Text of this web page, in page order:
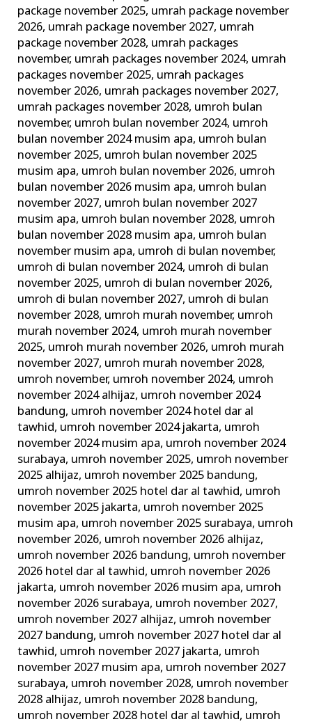
package november 2025, umrah package november
2026, umrah package november 2027, umrah
package november 2028, umrah packages
november, umrah packages november 2024, umrah
packages november 2025, umrah packages
november 2026, umrah packages november 2027,
umrah packages november 2028, umroh bulan
november, umroh bulan november 2024, umroh
bulan november 2024 musim apa, umroh bulan
november 2025, umroh bulan november 2025
musim apa, umroh bulan november 2026, umroh
bulan november 2026 musim apa, umroh bulan
november 2027, umroh bulan november 2027
musim apa, umroh bulan november 2028, umroh
bulan november 2028 musim apa, umroh bulan
november musim apa, umroh di bulan november,
umroh di bulan november 2024, umroh di bulan
november 2025, umroh di bulan november 2026,
umroh di bulan november 2027, umroh di bulan
november 2028, umroh murah november, umroh
murah november 2024, umroh murah november
2025, umroh murah november 2026, umroh murah
november 2027, umroh murah november 2028,
umroh november, umroh november 2024, umroh
november 2024 alhijaz, umroh november 2024
bandung, umroh november 2024 hotel dar al
tawhid, umroh november 2024 jakarta, umroh
november 2024 musim apa, umroh november 2024
surabaya, umroh november 2025, umroh november
2025 alhijaz, umroh november 2025 bandung,
umroh november 2025 hotel dar al tawhid, umroh
november 2025 jakarta, umroh november 2025
musim apa, umroh november 2025 surabaya, umroh
november 2026, umroh november 2026 alhijaz,
umroh november 2026 bandung, umroh november
2026 hotel dar al tawhid, umroh november 2026
jakarta, umroh november 2026 musim apa, umroh
november 2026 surabaya, umroh november 2027,
umroh november 2027 alhijaz, umroh november
2027 bandung, umroh november 2027 hotel dar al
tawhid, umroh november 2027 jakarta, umroh
november 2027 musim apa, umroh november 2027
surabaya, umroh november 2028, umroh november
2028 alhijaz, umroh november 2028 bandung,
umroh november 2028 hotel dar al tawhid, umroh